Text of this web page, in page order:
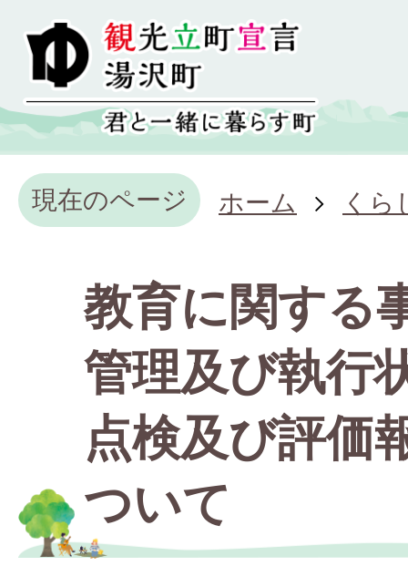
現在のページ ホーム くら
教育に関する
管理及び執行
点検及び評価
ついて